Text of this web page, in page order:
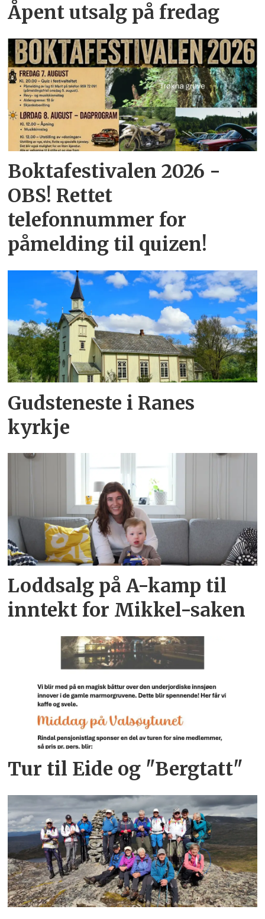
Åpent utsalg på fredag
Boktafestivalen 2026 -
OBS! Rettet
telefonnummer for
påmelding til quizen!
Gudsteneste i Ranes
kyrkje
Loddsalg på A-kamp til
inntekt for Mikkel-saken
Tur til Eide og "Bergtatt"